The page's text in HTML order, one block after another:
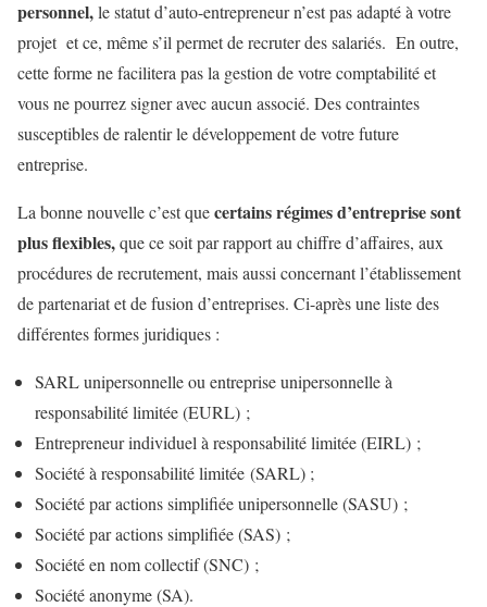
personnel,le statut d’auto-entrepreneur n’est pas adapté à votre
projet et ce, même s’il permet de recruter des salariés. En outre,
cette forme ne facilitera pas la gestion de votre comptabilité et
vous ne pourrez signer avec aucun associé. Des contraintes
susceptibles de ralentir le développement de votre future
entreprise.
La bonne nouvelle c’est quecertains régimes d’entreprise sont
plus flexibles,que ce soit par rapport au chiffre d’affaires, aux
procédures de recrutement, mais aussi concernant l’établissement
de partenariat et de fusion d’entreprises. Ci-après une liste des
différentes formes juridiques :
SARL unipersonnelle ou entreprise unipersonnelle à
responsabilité limitée (EURL) ;
Entrepreneur individuel à responsabilité limitée (EIRL) ;
Société à responsabilité limitée (SARL) ;
Société par actions simplifiée unipersonnelle (SASU) ;
Société par actions simplifiée (SAS) ;
Société en nom collectif (SNC) ;
Société anonyme (SA).